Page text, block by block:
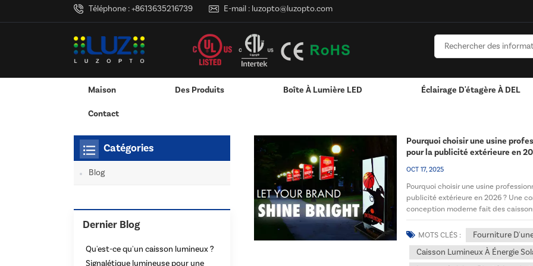
Téléphone :+8613635216739 E-mail : luzopto@luzopto.com
Maison Des Produits Boîte À Lumière LED Éclairage D'étagère À DEL
Contact
Pourquoi choisir une usine
pour la publicité extérieure en
OCT 17, 2025
Pourquoi choisir une usine
publicité extérieure en 2026 ? Une
conception moderne fait des
solutions de publicité ex...
MOTS CLÉS :
Fourniture
Caisson Lumineux À Énergie
Catégories
Blog
Dernier Blog
Qu'est-ce qu'un caisson lumineux ?
Signalétique lumineuse pour une